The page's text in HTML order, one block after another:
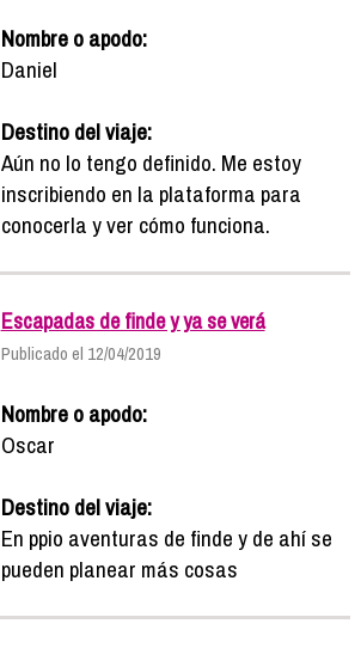
Nombre o apodo:
Daniel
Destino del viaje:
Aún no lo tengo definido. Me estoy
inscribiendo en la plataforma para
conocerla y ver cómo funciona.
Escapadas de finde y ya se verá
Publicado el 12/04/2019
Nombre o apodo:
Oscar
Destino del viaje:
En ppio aventuras de finde y de ahí se
pueden planear más cosas